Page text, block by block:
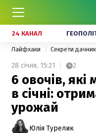
24 КАНАЛ
Лайфхаки Секрети
28 січня, 15:21 2
6 овочів,
в січні:
урожай
Юлія Турелик